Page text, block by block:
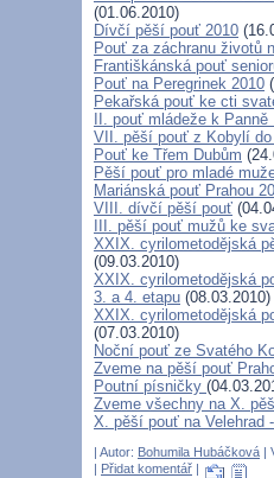
(01.06.2010)
Dívčí pěší pouť 2010
Pouť za záchranu životů
Františkánská pouť
Pouť na Peregrinek 2010
Pekařská pouť ke cti
II. pouť mládeže k
VII. pěší pouť z Kobylí
Pouť ke Třem Dubům
Pěší pouť pro mladé
Mariánská pouť Prahou
VIII. dívčí pěší pouť
III. pěší pouť mužů ke
XXIX. cyrilometodějská
(09.03.2010)
XXIX. cyrilometodějská
3. a 4. etapu (08.03.2010)
XXIX. cyrilometodějská
(07.03.2010)
Noční pouť ze Svatého
Zveme na pěší pouť
Poutní písničky
Zveme všechny na X.
X. pěší pouť na Velehrad
| Autor: Bohumila Hubáčková |
| Přidat komentář |